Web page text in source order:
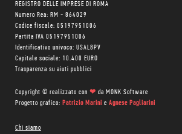
REGISTRO DELLE IMPRESE DI ROMA
Numero Rea: RM - 864029
Codice fiscale: 05197951006
Partita IVA 05197951006
Identificativo univoco: USAL8PV
Capitale sociale: 10.400 EURO
Trasparenza su aiuti pubblici
Copyright © realizzato con ❤ da MONK Software
Progetto grafico: Patrizio Marini e Agnese Pagliarini
Chi siamo